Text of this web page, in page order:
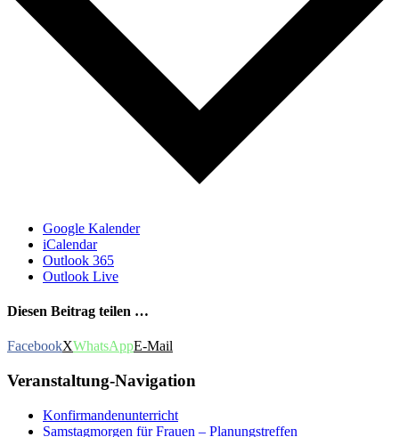
Google Kalender
iCalendar
Outlook 365
Outlook Live
Diesen Beitrag teilen …
FacebookXWhatsAppE-Mail
Veranstaltung-Navigation
Konfirmandenunterricht
Samstagmorgen für Frauen – Planungstreffen